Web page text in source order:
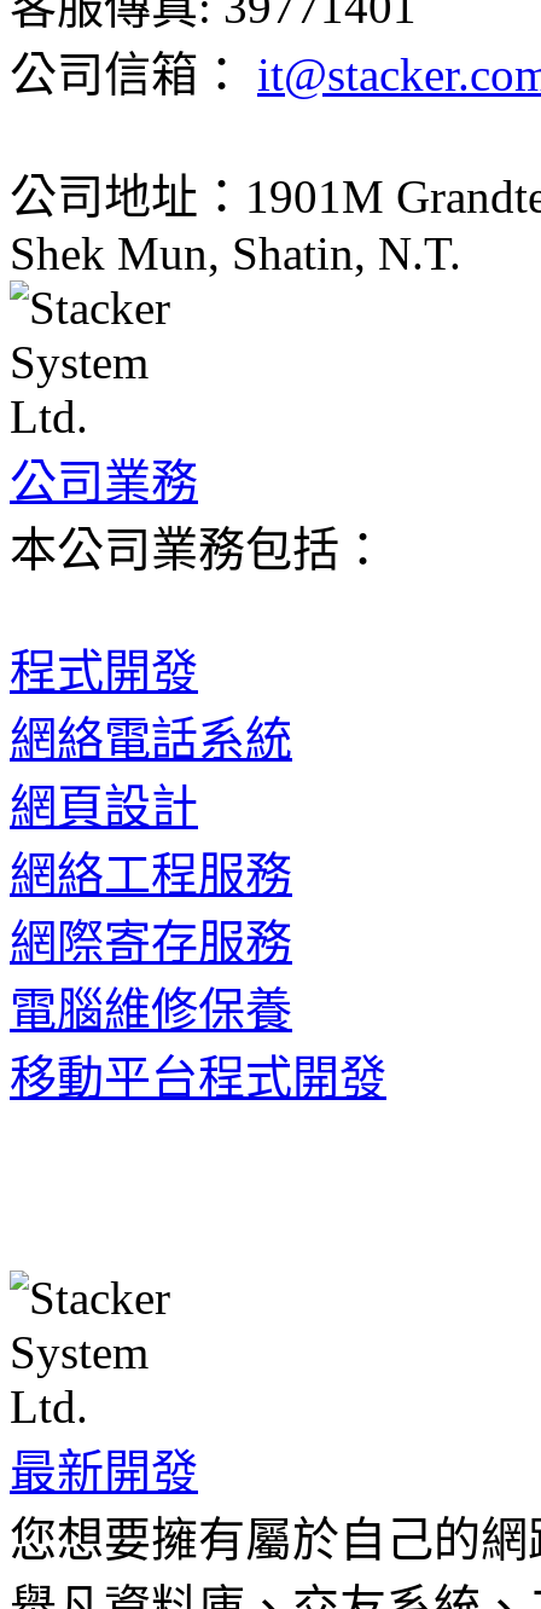
公司信箱：
公司地址：1901M
Shek Mun, Shatin, N.T.
公司業務
本公司業務包括：
程式開發
網絡電話系統
網頁設計
網絡工程服務
網際寄存服務
電腦維修保養
移動平台程式開發
最新開發
您想要擁有屬於自己的